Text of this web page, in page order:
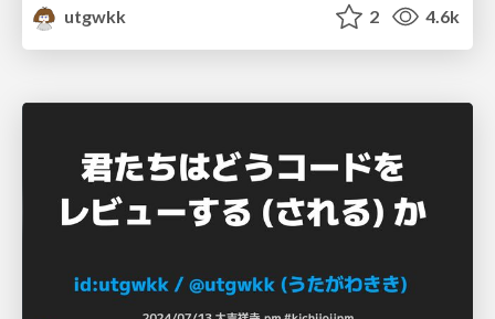
utgwkk
2 4.6k